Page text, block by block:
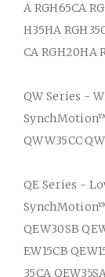
A RGH65CA
H35HA
CA RGH20HA
QW Series -
SynchMotion
QWW35CC
QE Series -
SynchMotion
QEW30SB
EW15CB
35CA